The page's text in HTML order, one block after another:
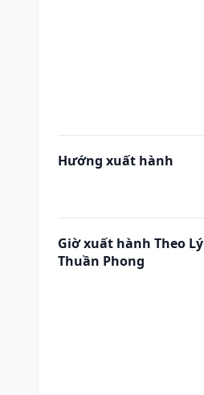
Hướng xuất hành
Giờ xuất hành Theo Lý
Thuần Phong